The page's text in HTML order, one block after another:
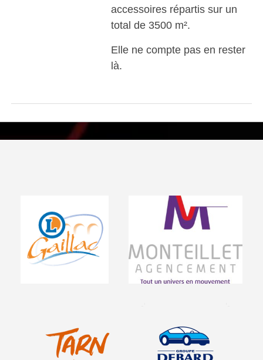
accessoires répartis sur un
total de 3500 m².
Elle ne compte pas en rester
là.